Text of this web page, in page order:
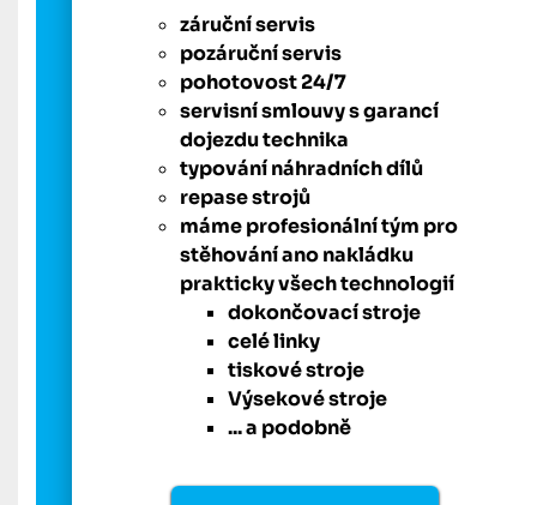
záruční servis
pozáruční servis
pohotovost 24/7
servisní smlouvy s garancí
dojezdu technika
typování náhradních dílů
repase strojů
máme profesionální tým pro
stěhování ano nakládku
prakticky všech technologií
dokončovací stroje
celé linky
tiskové stroje
Výsekové stroje
... a podobně